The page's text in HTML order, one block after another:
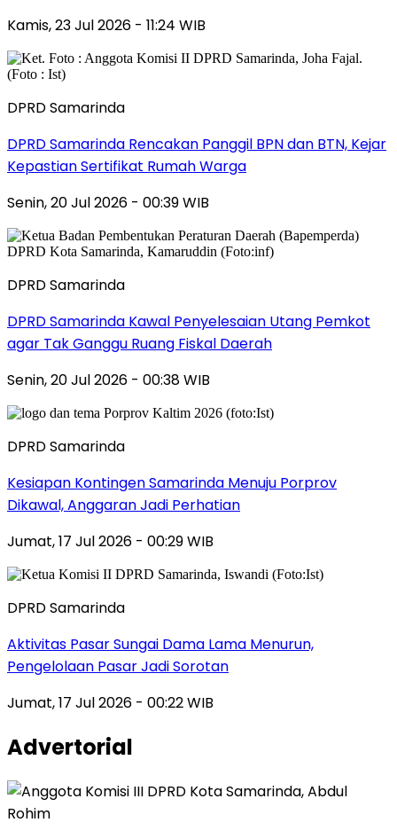
Kamis, 23 Jul 2026 - 11:24 WIB
DPRD Samarinda
DPRD Samarinda Rencakan Panggil BPN dan BTN, Kejar
Kepastian Sertifikat Rumah Warga
Senin, 20 Jul 2026 - 00:39 WIB
DPRD Samarinda
DPRD Samarinda Kawal Penyelesaian Utang Pemkot
agar Tak Ganggu Ruang Fiskal Daerah
Senin, 20 Jul 2026 - 00:38 WIB
DPRD Samarinda
Kesiapan Kontingen Samarinda Menuju Porprov
Dikawal, Anggaran Jadi Perhatian
Jumat, 17 Jul 2026 - 00:29 WIB
DPRD Samarinda
Aktivitas Pasar Sungai Dama Lama Menurun,
Pengelolaan Pasar Jadi Sorotan
Jumat, 17 Jul 2026 - 00:22 WIB
Advertorial